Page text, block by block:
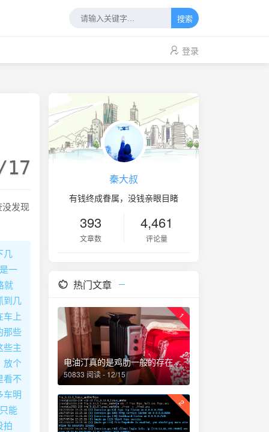
搜索
登录
17
发现
几
一
就
到几
车上
那些
些主
放个
看不
车明
能
拍
秦大叔
有钱终成眷属，没钱亲眼目睹
393
文章数
4,461
评论量
热门文章
1
电油汀真的是鸡肋一般的存在，累觉不爱！
50833 阅读 - 12/15
2